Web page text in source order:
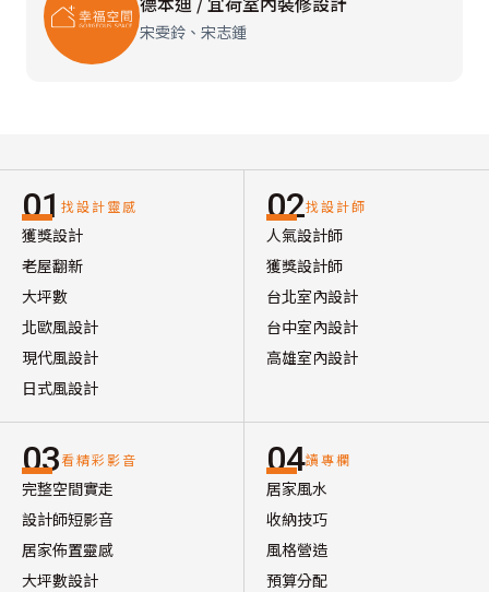
宋雯鈴、宋志鍾
01 找設計靈感
獲獎設計
老屋翻新
大坪數
北歐風設計
現代風設計
日式風設計
02找設計師
人氣設計師
獲獎設計師
台北室內設計
台中室內設計
高雄室內設計
03看精彩影音
完整空間實走
設計師短影音
居家佈置靈感
大坪數設計
04讀專欄
居家風水
收納技巧
風格營造
預算分配